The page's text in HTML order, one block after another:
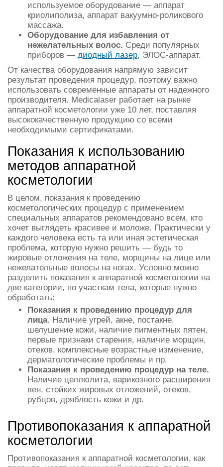
используемое оборудование — аппарат
криолиполиза, аппарат вакуумно-роликового
массажа.
Оборудование для избавления от
нежелательных волос. Среди популярных
приборов — диодный лазер, ЭЛОС-аппарат.
От качества оборудования напрямую зависит
результат проведения процедур, поэтому важно
использовать современные аппараты от надежного
производителя. Medicalaser работает на рынке
аппаратной косметологии уже 10 лет, поставляя
высококачественную продукцию со всеми
необходимыми сертификатами.
Показания к использованию
методов аппаратной
косметологии
В целом, показания к проведению
косметологических процедур с применением
специальных аппаратов рекомендовано всем, кто
хочет выглядеть красивее и моложе. Практически у
каждого человека есть та или иная эстетическая
проблема, которую нужно решить — будь то
жировые отложения на теле, морщины на лице или
нежелательные волосы на ногах. Условно можно
разделить показания к аппаратной косметологии на
две категории, по участкам тела, которые нужно
обработать:
Показания к проведению процедур для
лица. Наличие угрей, акне, постакне,
шелушение кожи, наличие пигментных пятен,
первые признаки старения, наличие морщин,
отеков, комплексные возрастные изменение,
дерматологические проблемы и пр.
Показания к проведению процедур на теле.
Наличие целлюлита, варикозного расширения
вен, стойких жировых отложений, отеков,
рубцов, дряблость кожи и др.
Противопоказания к аппаратной
косметологии
Противопоказания к аппаратной косметологии, как